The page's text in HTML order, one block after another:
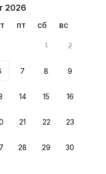
2026
пт сб вс
1 2
7 8 9
14 15 16
21 22 23
28 29 30